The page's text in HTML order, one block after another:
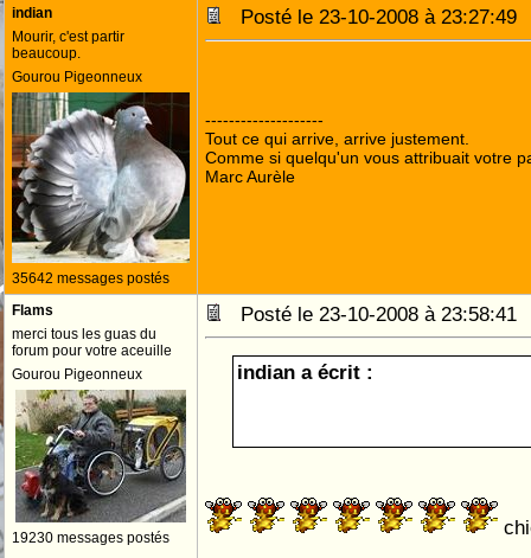
indian
Mourir, c'est partir
beaucoup.
Gourou Pigeonneux
35642 messages postés
Posté le 23-10-2008 à
--------------------
Tout ce qui arrive, arrive justement.
Comme si quelqu'un vous attribuait votre
Marc Aurèle
Flams
merci tous les guas du
forum pour votre aceuille
Gourou Pigeonneux
19230 messages postés
Posté le 23-10-2008 à
indian a écrit :